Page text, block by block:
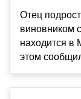
Отец
виновником
находится в
этом